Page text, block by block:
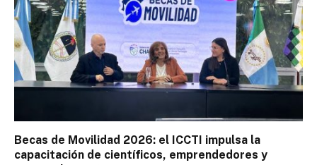
Becas de Movilidad 2026: el ICCTI impulsa la
capacitación de científicos, emprendedores y